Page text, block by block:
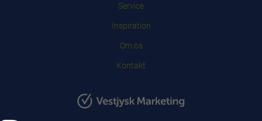
Service
Inspiration
Om os
Kontakt